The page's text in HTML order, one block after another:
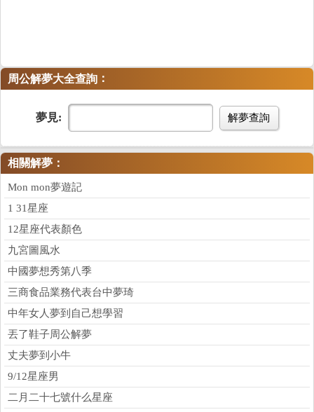
周公解夢大全查詢 ：
夢見: 解夢查詢
相關解夢：
Mon mon夢遊記
1 31星座
12星座代表顏色
九宮圖風水
中國夢想秀第八季
三商食品業務代表台中夢琦
中年女人夢到自己想學習
丟了鞋子周公解夢
丈夫夢到小牛
9/12星座男
二月二十七號什么星座